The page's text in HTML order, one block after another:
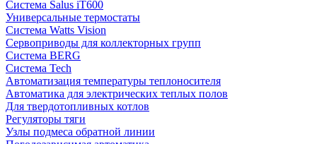
Система Salus iT600
Универсальные термостаты
Система Watts Vision
Сервоприводы для коллекторных групп
Система BERG
Система Tech
Автоматизация температуры теплоносителя
Автоматика для электрических теплых полов
Для твердотопливных котлов
Регуляторы тяги
Узлы подмеса обратной линии